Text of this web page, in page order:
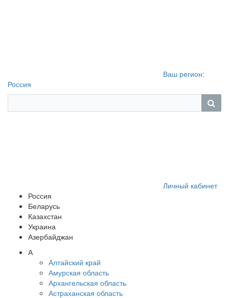
Ваш регион:
Россия
Личный кабинет
Россия
Беларусь
Казахстан
Украина
Азербайджан
А
Алтайский край
Амурская область
Архангельская область
Астраханская область